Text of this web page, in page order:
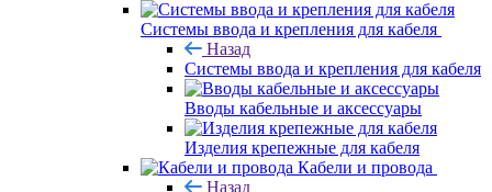
Системы ввода и крепления для кабеля
Назад
Системы ввода и крепления для кабеля
Вводы кабельные и аксессуары
Изделия крепежные для кабеля
Кабели и провода
Назад